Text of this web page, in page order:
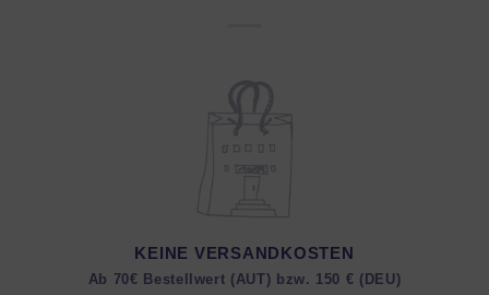
KEINE VERSANDKOSTEN
Ab 70€ Bestellwert (AUT) bzw. 150 € (DEU)